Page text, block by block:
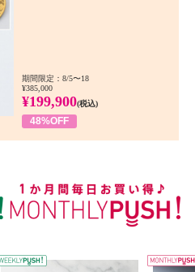
期間限定：8/5〜18
¥385,000
¥199,900(税込)
48%OFF
WEEKLY PUSH